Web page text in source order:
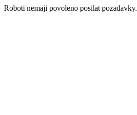
Roboti nemaji povoleno posilat pozadavky.